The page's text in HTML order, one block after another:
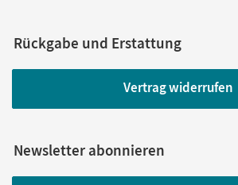
Rückgabe und Erstattung
Vertrag widerrufen
Newsletter abonnieren